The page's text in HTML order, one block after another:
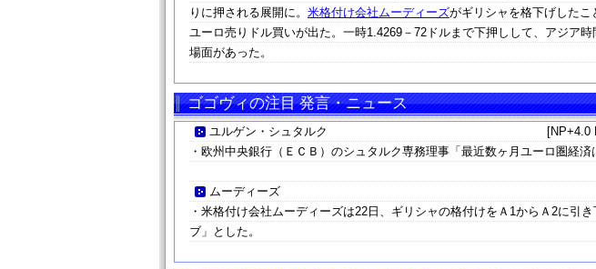
りに押される展開に。 米格付け会社ムーディーズがギリシャを格下げした
ユーロ売りドル買いが出た。一時1.4269－72ドルまで下押しして、アジア
場面があった。
ゴゴヴィの注目 発言・ニュース
ユルゲン・シュタルク
[NP+4.0
・欧州中央銀行（ＥＣＢ）のシュタルク専務理事「最近数ヶ月ユーロ圏経済
ムーディーズ
・米格付け会社ムーディーズは22日、ギリシャの格付けをＡ1からＡ2に引
ブ」とした。